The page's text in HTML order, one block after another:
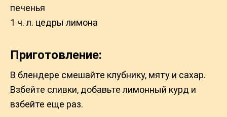
печенья
1 ч. л. цедры лимона
Приготовление:
В блендере смешайте клубнику, мяту и сахар.
Взбейте сливки, добавьте лимонный курд и
взбейте еще раз.